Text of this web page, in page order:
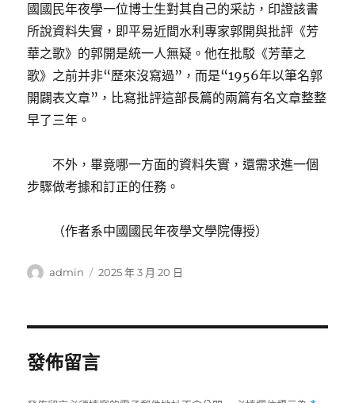
國國民年夜學一位博士生對其自己的采訪，印證該書
所說資料失實，即平易近間水利專家郭開與批評《芳
華之歌》的郭開是統一人無疑。他在批駁《芳華之
歌》之前并非“歷來沒寫過”，而是“1956年以筆名郭
開闢表文章”，比寫批評這部長篇的兩篇有名文章整整
早了三年。
不外，畢竟哪一方面的資料失實，還需求進一個
步驟做考據和訂正的任務。
（作者系中國國民年夜學文學院傳授）
作
admin
發
2025 年 3 月 20 日
發佈留言